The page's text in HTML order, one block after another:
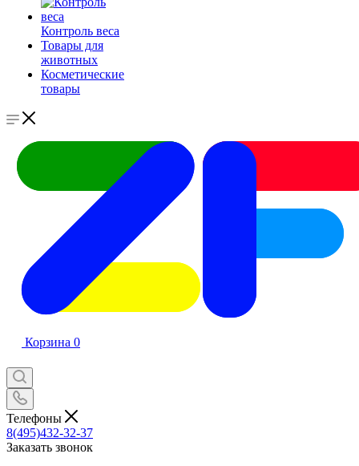
Контроль веса
Товары для
животных
Косметические
товары
Корзина 0
Телефоны
8(495)432-32-37
Заказать звонок